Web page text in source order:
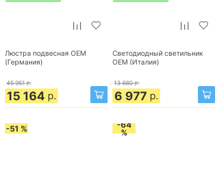
Люстра подвесная OEM
(Германия)
45 951 р.
15 164 р.
Светодиодный светильник
OEM (Италия)
13 680 р.
6 977 р.
-51 %
-64
%